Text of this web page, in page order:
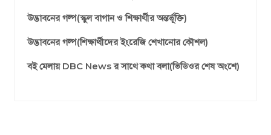
উদ্ভাবনের গল্প(স্কুল বাগান ও শিক্ষার্থীর অন্তর্ভূক্তি)
উদ্ভাবনের গল্প(শিক্ষার্থীদের ইংরেজি শেখানোর কৌশল)
বই মেলায় DBC News র সাথে কথা বলা(ভিডিওর শেষ অংশে)